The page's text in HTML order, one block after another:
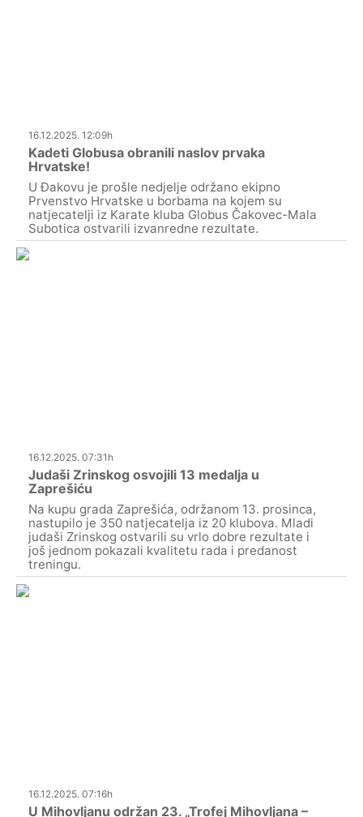
16.12.2025. 12:09h
Kadeti Globusa obranili naslov prvaka
Hrvatske!
U Đakovu je prošle nedjelje održano ekipno
Prvenstvo Hrvatske u borbama na kojem su
natjecatelji iz Karate kluba Globus Čakovec-Mala
Subotica ostvarili izvanredne rezultate.
16.12.2025. 07:31h
Judaši Zrinskog osvojili 13 medalja u
Zaprešiću
Na kupu grada Zaprešića, održanom 13. prosinca,
nastupilo je 350 natjecatelja iz 20 klubova. Mladi
judaši Zrinskog ostvarili su vrlo dobre rezultate i
još jednom pokazali kvalitetu rada i predanost
treningu.
16.12.2025. 07:16h
U Mihovljanu održan 23. „Trofej Mihovljana –